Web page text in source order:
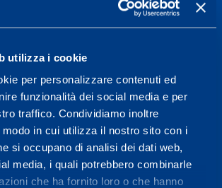
utilizza i cookie
per personalizzare contenuti ed
funzionalità dei social media e per
traffico. Condividiamo inoltre
in cui utilizza il nostro sito con i
si occupano di analisi dei dati web,
media, i quali potrebbero combinarle
che ha fornito loro o che hanno
S.r.l. - Via Busto Fagnano 38,
allo +39 0331 575757 da
12.30 e 14.30-17.30.
RECEPTION